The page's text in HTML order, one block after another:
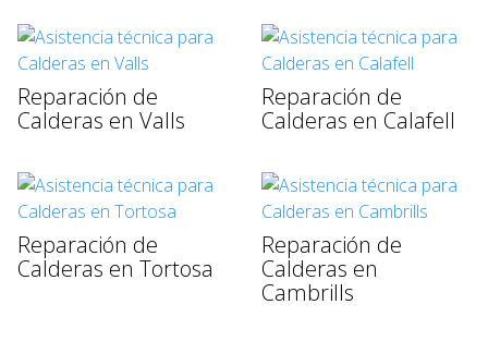
Reparación de
Calderas en Valls
Reparación de
Calderas en Calafell
Reparación de
Calderas en Tortosa
Reparación de
Calderas en
Cambrills